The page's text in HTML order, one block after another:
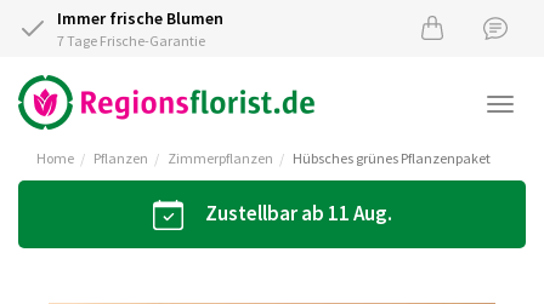
Immer frische Blumen
7 Tage Frische-Garantie
Home Pflanzen Zimmerpflanzen Hübsches grünes Pflanzenpaket
Zustellbar ab 11 Aug.